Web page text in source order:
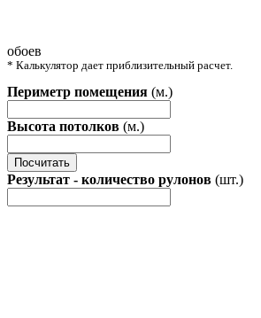
обоев
* Калькулятор дает приблизительный расчет.
Периметр помещения (м.)
Высота потолков (м.)
Посчитать
Результат - количество рулонов (шт.)